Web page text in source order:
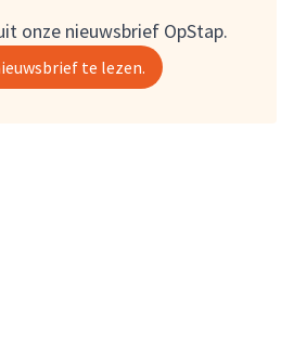
onze nieuwsbrief OpStap.
te lezen.